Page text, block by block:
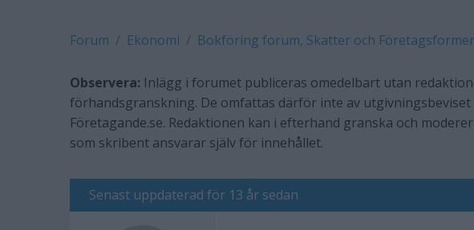
Forum Ekonomi Bokföring forum, Skatter och Företagsformer
Observera: Inlägg i forumet publiceras omedelbart utan
förhandsgranskning. De omfattas därför inte av
Företagande.se. Redaktionen kan i efterhand granska och
som skribent ansvarar själv för innehållet.
Senast uppdaterad för 13 år sedan